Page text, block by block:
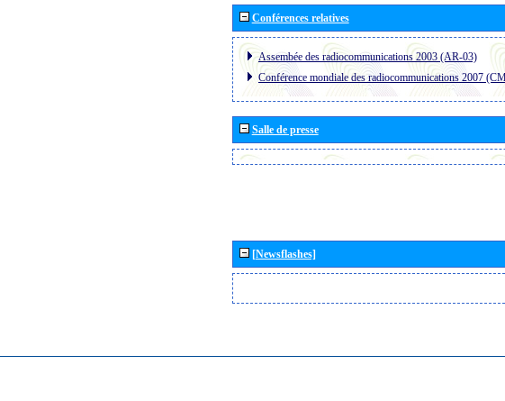
Conférences relatives
Assembée des radiocommunications 2003 (AR-03)
Conférence mondiale des radiocommunications 2007
Salle de presse
[Newsflashes]